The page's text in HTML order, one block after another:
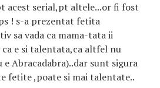
acest serial,pt altele...or fi fost
! s-a prezentat fetita
sa vada ca mama-tata ii
ca e si talentata,ca altfel nu
e Abracadabra)..dar sunt sigura
fetite ,poate si mai talentate..